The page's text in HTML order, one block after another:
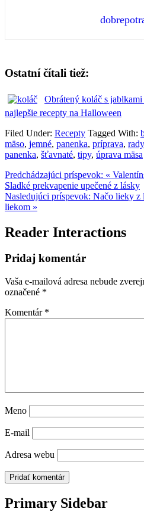
Ostatní čítali tiež:
Obrátený koláč s jablkami
najlepšie recepty na Halloween
Filed Under: Recepty Tagged With:
mäso, jemné, panenka, príprava, rady
panenka, šťavnaté, tipy, úprava mäsa
Predchádzajúci príspevok: «
Sladké prekvapenie upečené z lásky
Nasledujúci príspevok: Načo lieky z
liekom »
Reader Interactions
Pridaj komentár
Vaša e-mailová adresa nebude
označené *
Komentár *
Meno
E-mail
Adresa webu
Primary Sidebar